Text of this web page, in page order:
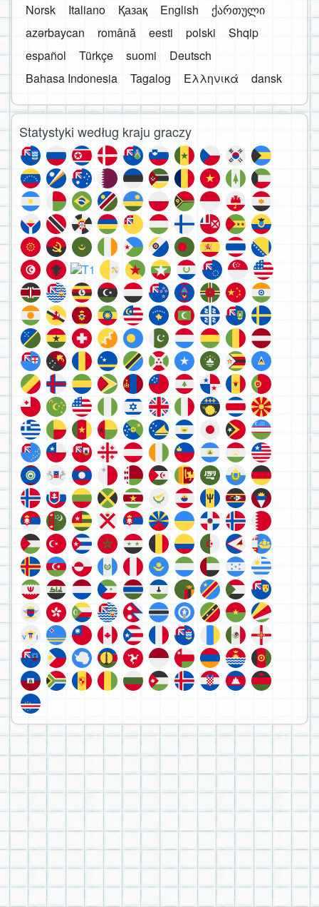
Norsk
Italiano Қазақ English
ქართული
azərbaycan
română eesti polski
Shqip
español
Türkçe suomi
Deutsch
Bahasa Indonesia
Tagalog Ελληνικά dansk
Statystyki według kraju graczy